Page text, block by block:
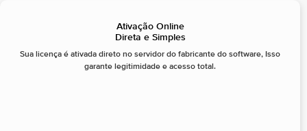
Ativação Online
Direta e Simples
Sua licença é ativada direto no servidor do fabricante do software, Isso
garante legitimidade e acesso total.